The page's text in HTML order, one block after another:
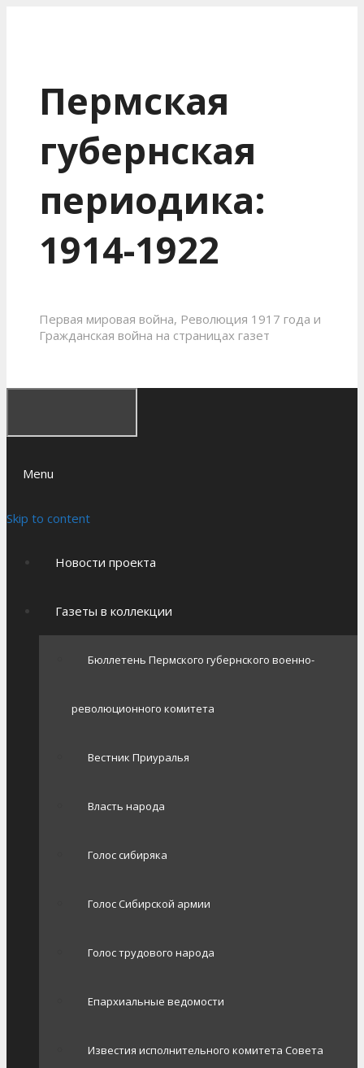
Пермская
губернская
периодика:
1914-1922
Первая мировая война, Революция 1917 года и
Гражданская война на страницах газет
Menu
Skip to content
Новости проекта
Газеты в коллекции
Бюллетень Пермского губернского военно-
революционного комитета
Вестник Приуралья
Власть народа
Голос сибиряка
Голос Сибирской армии
Голос трудового народа
Епархиальные ведомости
Известия исполнительного комитета Совета